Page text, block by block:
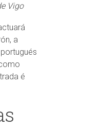
Vigo
a
é